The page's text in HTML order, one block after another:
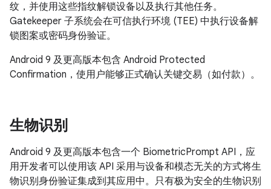
纹，并使用这些指纹解锁设备以及执行其他任务。
Gatekeeper 子系统会在可信执行环境 (TEE) 中执行设备解
锁图案或密码身份验证。
Android 9 及更高版本包含 Android Protected
Confirmation，使用户能够正式确认关键交易（如付款）。
生物识别
Android 9 及更高版本包含一个 BiometricPrompt API，应
用开发者可以使用该 API 采用与设备和模态无关的方式将生
物识别身份验证集成到其应用中。只有极为安全的生物识别